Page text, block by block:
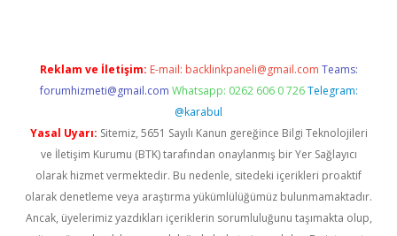
Reklam ve İletişim: E-mail: backlinkpaneli@gmail.com Teams:
forumhizmeti@gmail.com Whatsapp: 0262 606 0 726 Telegram:
@karabul
Yasal Uyarı: Sitemiz, 5651 Sayılı Kanun gereğince Bilgi Teknolojileri
ve İletişim Kurumu (BTK) tarafından onaylanmış bir Yer Sağlayıcı
olarak hizmet vermektedir. Bu nedenle, sitedeki içerikleri proaktif
olarak denetleme veya araştırma yükümlülüğümüz bulunmamaktadır.
Ancak, üyelerimiz yazdıkları içeriklerin sorumluluğunu taşımakta olup,